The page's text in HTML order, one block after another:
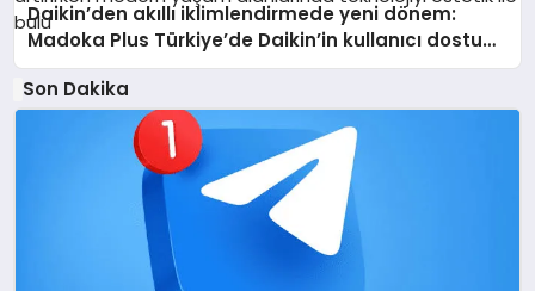
Daikin’den akıllı iklimlendirmede yeni dönem:
Madoka Plus Türkiye’de Daikin’in kullanıcı dostu
tasarımıyla öne çıkan Madoka ailesinin yeni nesil
teknolojilerle donatılmış son modeli VRV kontrol
ünitesi Madoka Plus Türkiye’de satışa sunuldu.
Tam dokunmatik ekranı, mobil uygulama desteği
ve akıllı sensör entegrasyonu sayesinde
iklimlendirme sistemlerinin yönetimini daha kolay,
konforlu ve verimli hale getiriyor. Enerji verimliliğini
artırırken modern yaşam alanlarında teknolojiyi
estetik ile bulu
Son Dakika